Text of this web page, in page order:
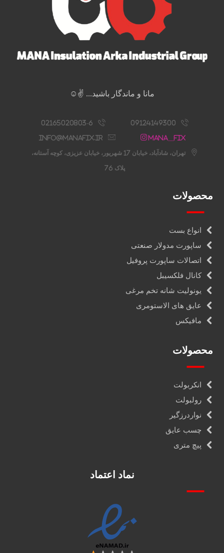
مانا و ماندگار باشید... ✌️☺️
09124149300
02165020803-6
Mana__fix
info@manafix.ir
تهران، شادآباد، خیابان 17 شهریور، خیابان عزیزی، کوچه آستانه،
پلاک 76
محصولات
انواع بست
ساپورت مدولار صنعتی
اتصالات ساپورت پروفیل
کانال فلکسیبل
یونولیت شانه تخم مرغی
عایق های الاستومری
مافیکس
محصولات
انکربولت
رولبولت
نواردرزگیر
چسب عایق
پیچ متری
نماد اعتماد